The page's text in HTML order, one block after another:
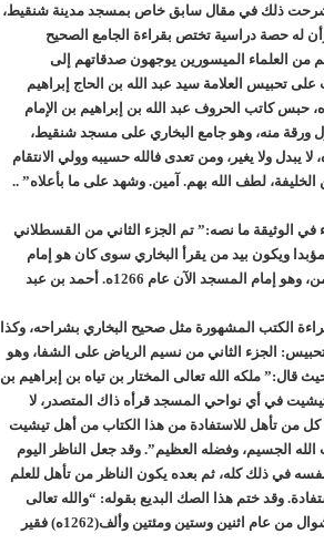
شرحت ذلك في مقال سابق خاص بمسجد مدينة شنقيط،
له حصة دراسية تختص بقراءة الجامع الصحيح
من العلماء الميسورين يوجهون صدقاتهم إلى
تحبيس العلامة سيد عبد الله بن الحاج إبراهيم
حبس كاتب الحروف عبد الله بن إبراهيم بن الإمام
ورقة منه، وهو جامع البخاري على مسجد شنقيط،
يبدل ولا يغير، ومن تعدى فالله حسيبه وولي الانتقام
لطف الله بهم. آمين. وشهد على ما بأعلاه” ..
الوثيقة ما نصه:” تم الجزء الثاني من القسطلاني
ويكون بيد من يقرأ البخاري سوى كان هو إمام
المسجد أم لا، والقارئ في هذا الزمن محمد بن الإمام عبد الرحمن، وهو إمام المسجد الآن عام 1266ه. أحمد بن عبد
الكتب المشهورة مثل صحيح البخاري بشراحه، وكذا
الجزء الثاني من نسيم الرياض على الشفا، وهو
ملكه الله تعالى المختار بن تياه بن إبراهيم بن
في أي نواحي المسجد قرأه ذاك المتصدر، لا
تأهل للاستفادة من هذا الكتاب من أهل تيشيت
الجسيم، وفضله العظيم”. وقد جعل الناظر اليوم
في ذلك كله، ثم بعده يكون الناظر من تأهل للعلم
وقد ختم هذا الصك البديع بقوله: “والله تعالى
يثيبه ثواب من أحسن عملا، ولا يخيب له أملا، وكتبه مثبتا له في شوال من عام اثنين وستين ومئتين وألف(1262ه) فقير